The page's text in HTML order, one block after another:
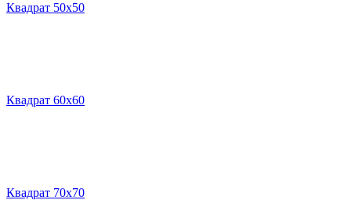
Квадрат 50х50
Квадрат 60х60
Квадрат 70х70